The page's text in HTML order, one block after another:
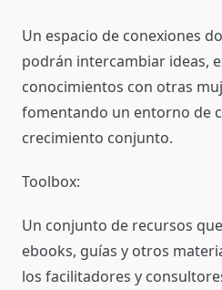
Un espacio de conexiones
podrán intercambiar ideas,
conocimientos con otras
fomentando un entorno de
crecimiento conjunto.
Toolbox:
Un conjunto de recursos
ebooks, guías y otros
los facilitadores y